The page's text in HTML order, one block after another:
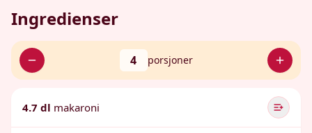
Ingredienser
4 porsjoner
4.7 dl makaroni